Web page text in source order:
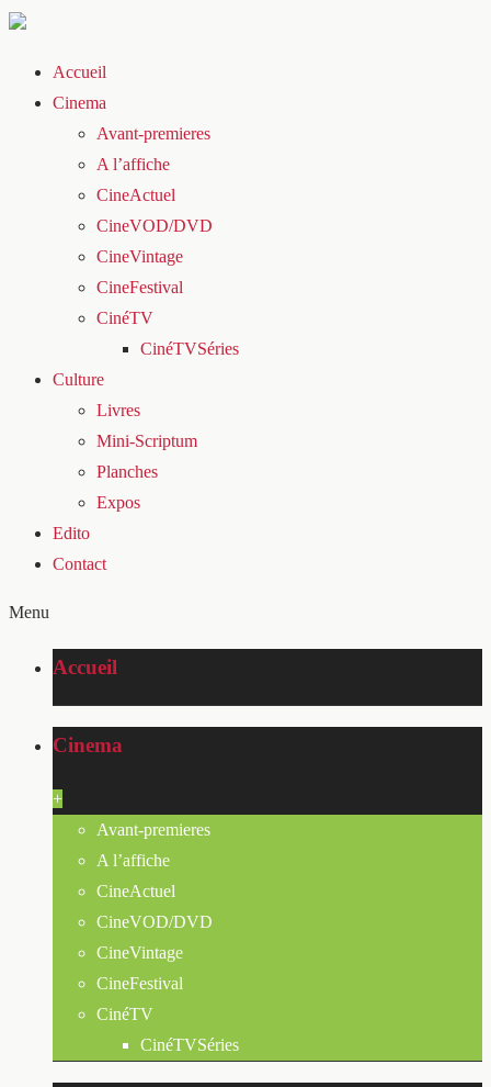
Accueil
Cinema
Avant-premieres
A l’affiche
CineActuel
CineVOD/DVD
CineVintage
CineFestival
CinéTV
CinéTVSéries
Culture
Livres
Mini-Scriptum
Planches
Expos
Edito
Contact
Menu
Accueil
Cinema
+
Avant-premieres
A l’affiche
CineActuel
CineVOD/DVD
CineVintage
CineFestival
CinéTV
CinéTVSéries